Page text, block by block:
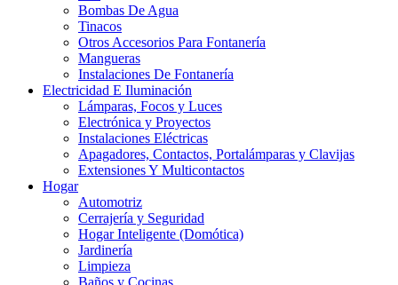
Bombas De Agua
Tinacos
Otros Accesorios Para Fontanería
Mangueras
Instalaciones De Fontanería
Electricidad E Iluminación
Lámparas, Focos y Luces
Electrónica y Proyectos
Instalaciones Eléctricas
Apagadores, Contactos, Portalámparas y Clavijas
Extensiones Y Multicontactos
Hogar
Automotriz
Cerrajería y Seguridad
Hogar Inteligente (Domótica)
Jardinería
Limpieza
Baños y Cocinas